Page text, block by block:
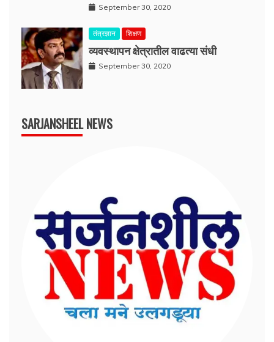
September 30, 2020
तंत्रज्ञान शिक्षण
व्यवस्थापन क्षेत्रातील वाढत्या संधी
September 30, 2020
SARJANSHEEL NEWS